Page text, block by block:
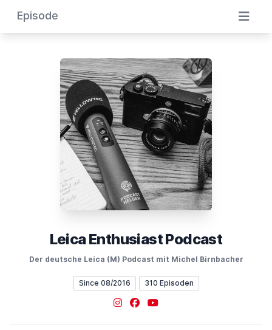
Episode
Leica Enthusiast Podcast
Der deutsche Leica (M) Podcast mit Michel Birnbacher
Since 08/2016 310 Episoden
Instagram
Facebook
YouTube